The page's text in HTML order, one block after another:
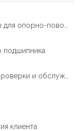
подшипника
клиента